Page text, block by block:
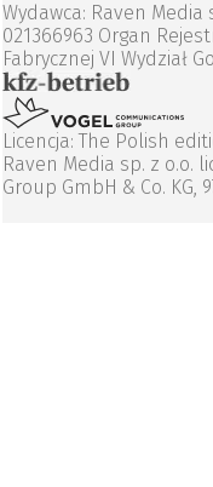
Wydawca: Raven Media
021366963 Organ
Fabrycznej VI Wydział
Licencja: The Polish
Raven Media sp. z o.o.
Group GmbH & Co. KG,